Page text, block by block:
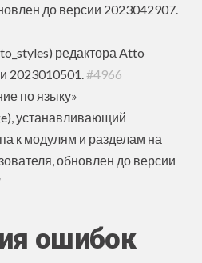
до версии 2023042907.
редактора Atto
2023010501. #4966
по языку»
устанавливающий
к модулям и разделам на
обновлен до версии
ошибок